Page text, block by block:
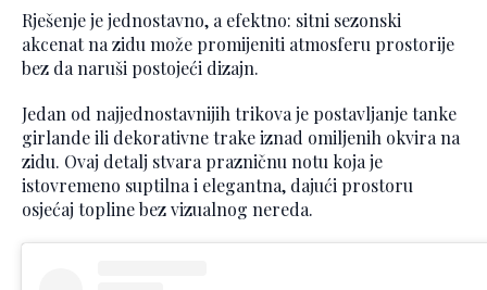
Rješenje je jednostavno, a efektno: sitni sezonski
akcenat na zidu može promijeniti atmosferu prostorije
bez da naruši postojeći dizajn.
Jedan od najjednostavnijih trikova je postavljanje tanke
girlande ili dekorativne trake iznad omiljenih okvira na
zidu. Ovaj detalj stvara prazničnu notu koja je
istovremeno suptilna i elegantna, dajući prostoru
osjećaj topline bez vizualnog nereda.